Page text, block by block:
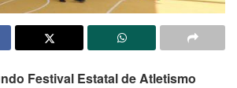
Festival Estatal de Atletismo